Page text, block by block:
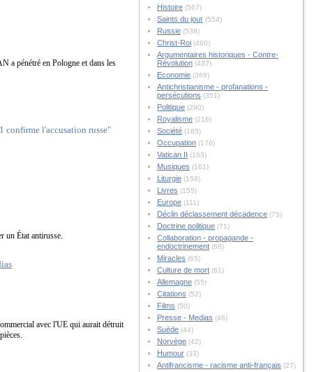
a pénétré en Pologne et dans les
confirme l'accusation russe"
un État antirusse.
avec l'UE qui aurait détruit
Histoire(567)
Saints du jour(554)
Russie(538)
Christ-Roi(460)
Argumentaires historiques - Contre-
Révolution(437)
Economie(369)
Antichristianisme - profanations -
persécutions (351)
Politique(290)
Royalisme(216)
Société(185)
Occupation(176)
Vatican II (163)
Musiques (161)
Liturgie(159)
Livres (155)
Europe(111)
Déclin déclassement décadence(75)
Doctrine politique(71)
Collaboration - propagande -
endoctrinement(68)
Miracles (65)
Culture de mort(61)
Allemagne(55)
Citations (52)
Films (50)
Presse - Medias (46)
Suède(44)
Norvège(42)
Humour(33)
Antifrancisme - racisme anti-français (27)